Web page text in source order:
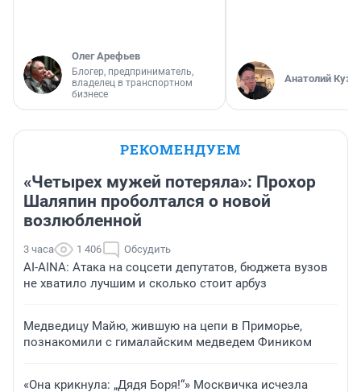
Олег Арефьев
Блогер, предприниматель,
владелец в транспортном
бизнесе
Анатолий
РЕКОМЕНДУЕМ
«Четырех мужей потеряла»: Прохор
Шаляпин проболтался о новой
возлюбленной
3 часа 1 406 Обсудить
AI-AINA: Атака на соцсети депутатов, бюджета вузов
не хватило лучшим и сколько стоит арбуз
Медведицу Майю, жившую на цепи в Приморье,
познакомили с гималайским медведем Фиником
«Она крикнула: „Дядя Боря!“» Москвичка исчезла